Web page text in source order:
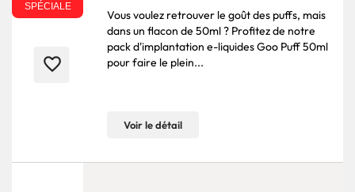
SPÉCIALE
favorite_border
Vous voulez retrouver le goût des puffs, mais
dans un flacon de 50ml ? Profitez de notre
pack d'implantation e-liquides Goo Puff 50ml
pour faire le plein...
Voir le détail